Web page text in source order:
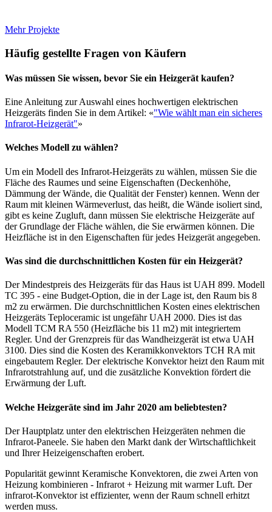
Mehr Projekte
Häufig gestellte Fragen von Käufern
Was müssen Sie wissen, bevor Sie ein Heizgerät kaufen?
Eine Anleitung zur Auswahl eines hochwertigen elektrischen
Heizgeräts finden Sie in dem Artikel: «"Wie wählt man ein sicheres
Infrarot-Heizgerät"»
Welches Modell zu wählen?
Um ein Modell des Infrarot-Heizgeräts zu wählen, müssen Sie die
Fläche des Raumes und seine Eigenschaften (Deckenhöhe,
Dämmung der Wände, die Qualität der Fenster) kennen. Wenn der
Raum mit kleinen Wärmeverlust, das heißt, die Wände isoliert sind,
gibt es keine Zugluft, dann müssen Sie elektrische Heizgeräte auf
der Grundlage der Fläche wählen, die Sie erwärmen können. Die
Heizfläche ist in den Eigenschaften für jedes Heizgerät angegeben.
Was sind die durchschnittlichen Kosten für ein Heizgerät?
Der Mindestpreis des Heizgeräts für das Haus ist UAH 899. Modell
TC 395 - eine Budget-Option, die in der Lage ist, den Raum bis 8
m2 zu erwärmen. Die durchschnittlichen Kosten eines elektrischen
Heizgeräts Teploceramic ist ungefähr UAH 2000. Dies ist das
Modell TCM RA 550 (Heizfläche bis 11 m2) mit integriertem
Regler. Und der Grenzpreis für das Wandheizgerät ist etwa UAH
3100. Dies sind die Kosten des Keramikkonvektors TCH RA mit
eingebautem Regler. Der elektrische Konvektor heizt den Raum mit
Infrarotstrahlung auf, und die zusätzliche Konvektion fördert die
Erwärmung der Luft.
Welche Heizgeräte sind im Jahr 2020 am beliebtesten?
Der Hauptplatz unter den elektrischen Heizgeräten nehmen die
Infrarot-Paneele. Sie haben den Markt dank der Wirtschaftlichkeit
und Ihrer Heizeigenschaften erobert.
Popularität gewinnt Keramische Konvektoren, die zwei Arten von
Heizung kombinieren - Infrarot + Heizung mit warmer Luft. Der
infrarot-Konvektor ist effizienter, wenn der Raum schnell erhitzt
werden muss.